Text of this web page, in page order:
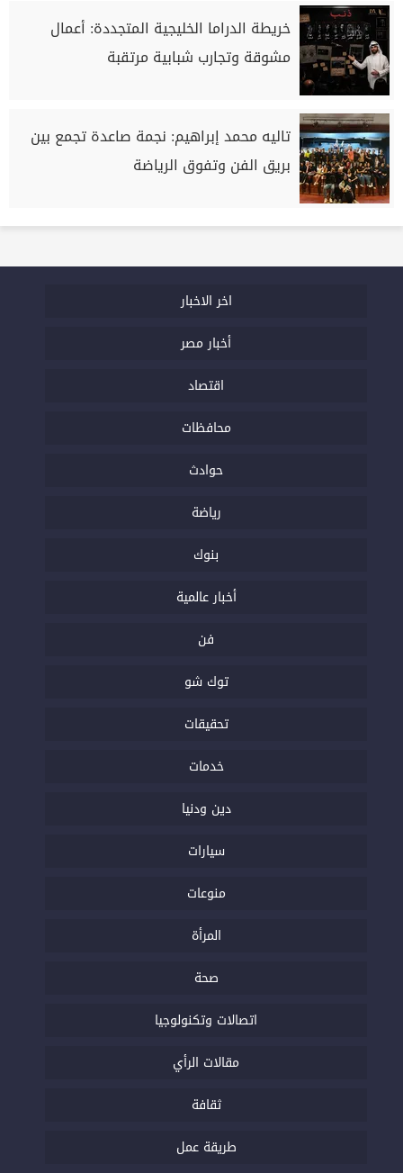
خريطة الدراما الخليجية المتجددة: أعمال
مشوقة وتجارب شبابية مرتقبة
تاليه محمد إبراهيم: نجمة صاعدة تجمع بين
بريق الفن وتفوق الرياضة
اخر الاخبار
أخبار مصر
اقتصاد
محافظات
حوادث
رياضة
بنوك
أخبار عالمية
فن
توك شو
تحقيقات
خدمات
دين ودنيا
سيارات
منوعات
المرأة
صحة
اتصالات وتكنولوجيا
مقالات الرأي
ثقافة
طريقة عمل